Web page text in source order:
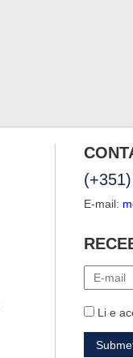
E-mail:
Li e